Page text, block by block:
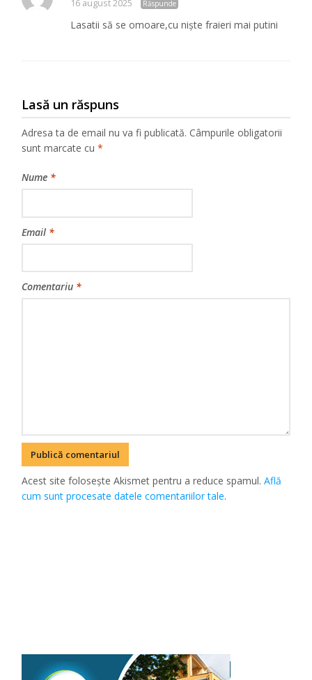
16 august 2025 Răspunde
Lasatii să se omoare,cu niște fraieri mai putini
Lasă un răspuns
Adresa ta de email nu va fi publicată. Câmpurile obligatorii
sunt marcate cu*
Nume *
Email *
Comentariu *
Acest site folosește Akismet pentru a reduce spamul.Află
cum sunt procesate datele comentariilor tale.